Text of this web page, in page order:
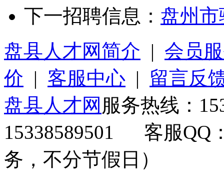
下一招聘信息： 盘州
盘县人才网简介 | 会员
价 | 客服中心 | 留言反
盘县人才网 服务热线：
15338589501 客服QQ
务，不分节假日）